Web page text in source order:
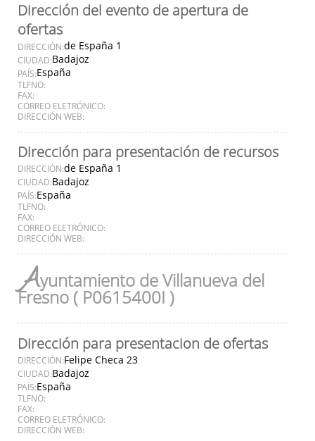
Dirección del evento de apertura de
ofertas
DIRECCIÓN:de España 1
CIUDAD:Badajoz
PAÍS:España
TLFNO:
FAX:
CORREO ELETRÓNICO:
DIRECCIÓN WEB:
Dirección para presentación de recursos
DIRECCIÓN:de España 1
CIUDAD:Badajoz
PAÍS:España
TLFNO:
FAX:
CORREO ELETRÓNICO:
DIRECCIÓN WEB:
Ayuntamiento de Villanueva del
Fresno ( P0615400I )
Dirección para presentacion de ofertas
DIRECCIÓN:Felipe Checa 23
CIUDAD:Badajoz
PAÍS:España
TLFNO:
FAX:
CORREO ELETRÓNICO:
DIRECCIÓN WEB: